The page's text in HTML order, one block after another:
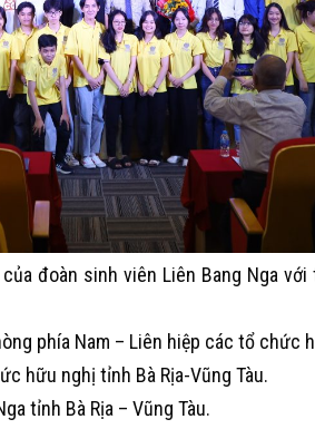
đoàn sinh viên Liên Bang Nga
phía Nam – Liên hiệp các tổ chức
hữu nghị tỉnh Bà Rịa-Vũng Tàu.
tỉnh Bà Rịa – Vũng Tàu.